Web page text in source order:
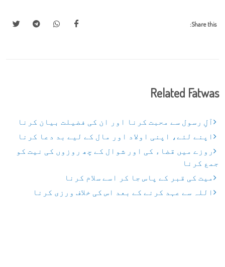
Share this:
Related Fatwas
آلِ رسول سے محبت کرنا اور ان کی فضیلت بیان کرنا
اپنے لئے، اپنی اولاد اور مال کے لیے بد دعا کرنا
روزے میں قضاء کی اور شوال کے چھ روزوں کی نیت کو
جمع کرنا
میت کی قبر کے پاس جا کر اسے سلام کرنا
اللہ سے عہد کرنے کے بعد اس کی خلاف ورزی کرنا